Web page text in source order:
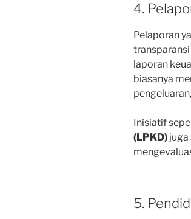
4.
Pelaporan
laporan
biasanya
Inisiatif
(LPKD) juga
5.